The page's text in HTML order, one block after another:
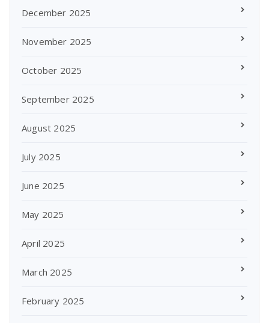
December 2025
November 2025
October 2025
September 2025
August 2025
July 2025
June 2025
May 2025
April 2025
March 2025
February 2025